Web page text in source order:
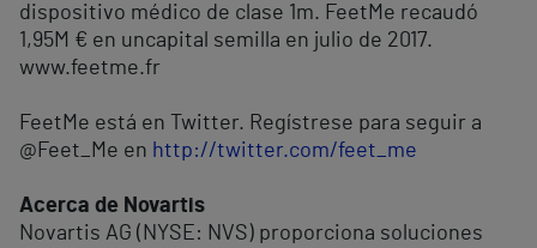
dispositivo médico de clase 1m. FeetMe recaudó
1,95M € en uncapital semilla en julio de 2017.
www.feetme.fr
FeetMe está en Twitter. Regístrese para seguir a
@Feet_Me en http://twitter.com/feet_me
Acerca de Novartis
Novartis AG (NYSE: NVS) proporciona soluciones